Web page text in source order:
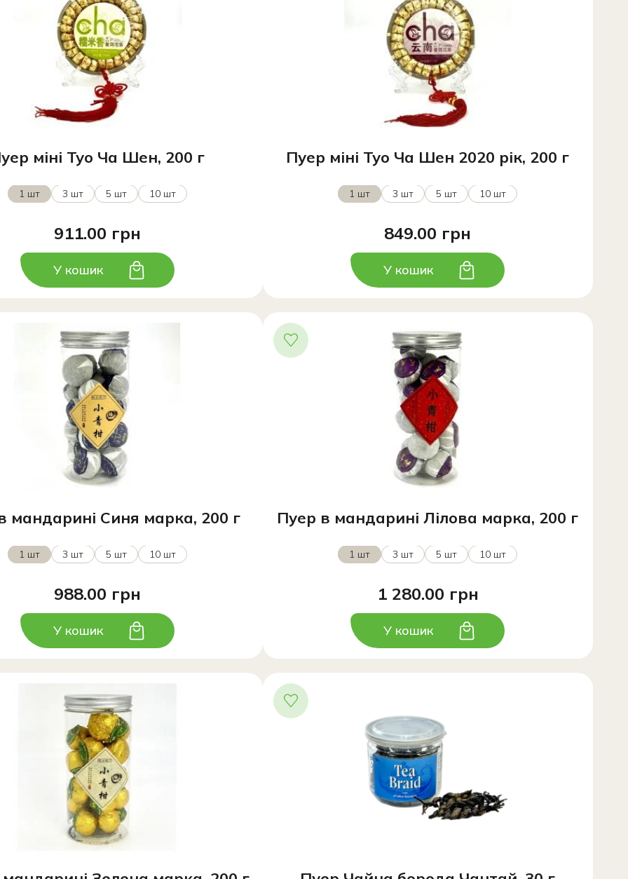
міні Туо Ча Шен, 200 г
1 шт 3 шт 5 шт 10 шт
911.00 грн
У кошик
Пуер міні Туо Ча Шен 2020 рік, 200 г
1 шт 3 шт 5 шт 10 шт
849.00 грн
У кошик
мандарині Синя марка, 200 г
1 шт 3 шт 5 шт 10 шт
988.00 грн
У кошик
Пуер в мандарині Лілова марка, 200 г
1 шт 3 шт 5 шт 10 шт
1 280.00 грн
У кошик